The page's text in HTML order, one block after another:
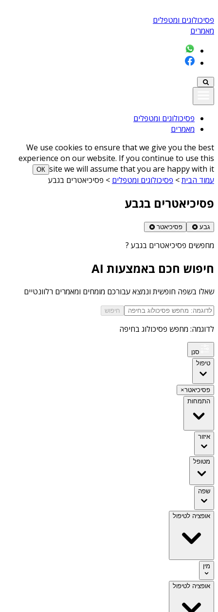
פסיכולוגים ומטפלים
מאמרים
פסיכולוגים ומטפלים
מאמרים
We use cookies to ensure that we give you the best
experience on our website. If you continue to use this
site we will assume that you are happy with it
ОК
עמוד הבית> פסיכולוגים ומטפלים > פסיכיאטרים בגבע
פסיכיאטרים בגבע
גבע פסיכיאטר
מחפשים פסיכיאטרים בגבע ?
חיפוש חכם באמצעות AI
שאלו בשפה חופשית ונמצא עבורכם מומחים ומאמרים רלוונטיים
חיפוש
לדוגמה: מחפש פסיכולוג בחיפה
סנן
טיפול
פסיכיאטר×
התמחות
איזור
מטופל
שפה
אופציה לטיפול
מין
אופציה לטיפול